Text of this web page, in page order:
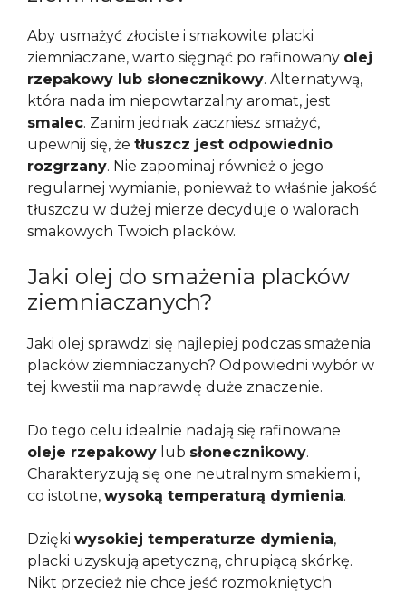
Aby usmażyć złociste i smakowite placki
ziemniaczane, warto sięgnąć po rafinowany olej
rzepakowy lub słonecznikowy. Alternatywą,
która nada im niepowtarzalny aromat, jest
smalec. Zanim jednak zaczniesz smażyć,
upewnij się, że tłuszcz jest odpowiednio
rozgrzany. Nie zapominaj również o jego
regularnej wymianie, ponieważ to właśnie jakość
tłuszczu w dużej mierze decyduje o walorach
smakowych Twoich placków.
Jaki olej do smażenia placków
ziemniaczanych?
Jaki olej sprawdzi się najlepiej podczas smażenia
placków ziemniaczanych? Odpowiedni wybór w
tej kwestii ma naprawdę duże znaczenie.
Do tego celu idealnie nadają się rafinowane
oleje rzepakowy lub słonecznikowy.
Charakteryzują się one neutralnym smakiem i,
co istotne, wysoką temperaturą dymienia.
Dzięki wysokiej temperaturze dymienia,
placki uzyskują apetyczną, chrupiącą skórkę.
Nikt przecież nie chce jeść rozmokniętych